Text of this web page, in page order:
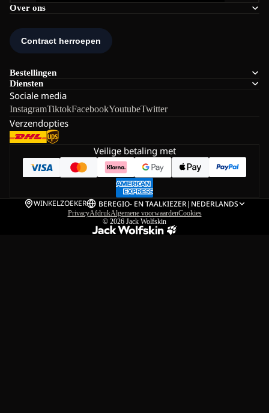
Over ons
Bestellingen
Diensten
Sociale media
InstagramTiktokFacebookYoutubeTwitter
Verzendopties
Veilige betaling met
WINKELZOEKER BEREGIO- EN TAALKIEZER| NEDERLANDS
PrivacyAfdrukAlgemene voorwaardenCookies
© 2026 Jack Wolfskin